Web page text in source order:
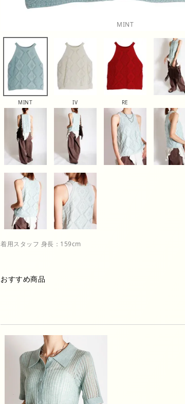
MINT
MINT IV RE
着用スタッフ 身長：159cm
おすすめ商品